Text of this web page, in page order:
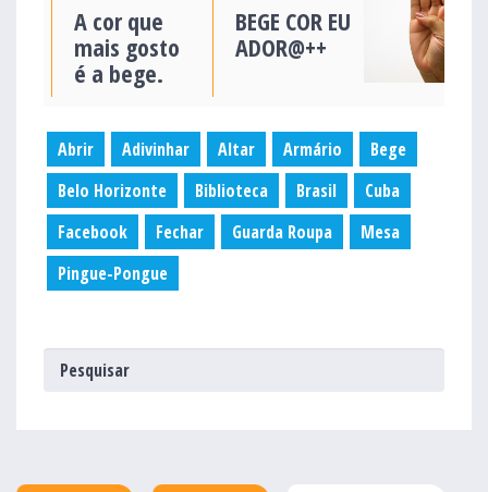
A cor que
mais gosto
é a bege.
BEGE COR EU
ADOR@++
Abrir Adivinhar Altar Armário
Bege
Belo Horizonte
Biblioteca Brasil
Cuba
Facebook
Fechar Guarda Roupa
Mesa
Pingue-Pongue